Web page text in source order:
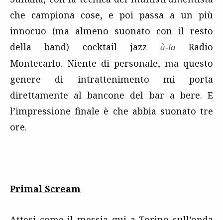
che campiona cose, e poi passa a un più
innocuo (ma almeno suonato con il resto
della band) cocktail jazz à-la
Radio
Montecarlo. Niente di personale, ma questo
genere di intrattenimento mi porta
direttamente al bancone del bar a bere. E
l’impressione finale è che abbia suonato tre
ore.
Primal Scream